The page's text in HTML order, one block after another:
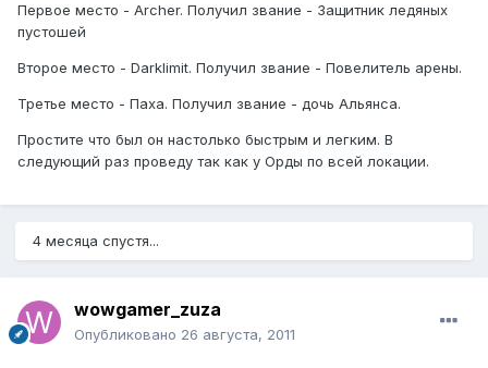
Первое место - Archer. Получил звание - Защитник ледяных
пустошей
Второе место - Darklimit. Получил звание - Повелитель арены.
Третье место - Паха. Получил звание - дочь Альянса.
Простите что был он настолько быстрым и легким. В
следующий раз проведу так как у Орды по всей локации.
4 месяца спустя...
wowgamer_zuza
Опубликовано 26 августа, 2011